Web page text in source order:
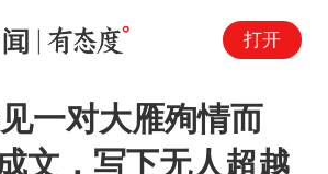
打开
一对大雁殉情而
文，写下无人超越